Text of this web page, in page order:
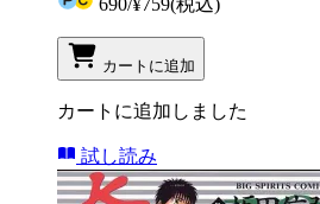
690/¥759(税込)
カートに追加
カートに追加しました
試し読み